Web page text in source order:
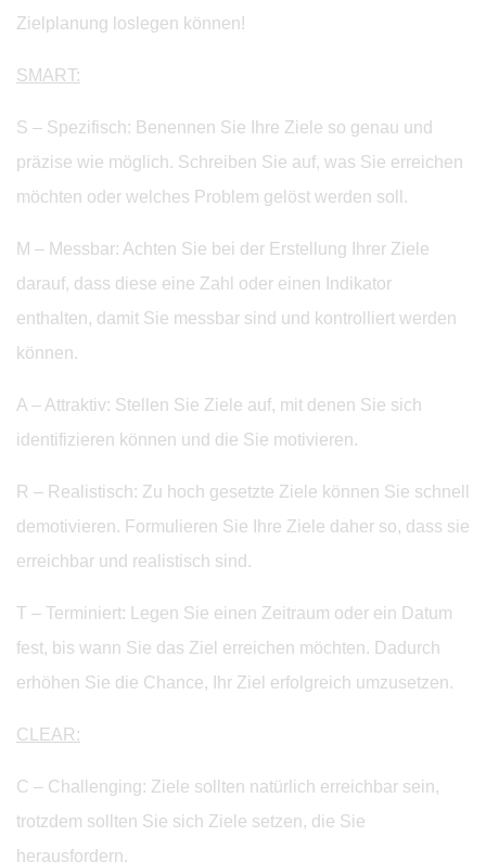
Zielplanung loslegen können!
SMART:
S – Spezifisch: Benennen Sie Ihre Ziele so genau und
präzise wie möglich. Schreiben Sie auf, was Sie erreichen
möchten oder welches Problem gelöst werden soll.
M – Messbar: Achten Sie bei der Erstellung Ihrer Ziele
darauf, dass diese eine Zahl oder einen Indikator
enthalten, damit Sie messbar sind und kontrolliert werden
können.
A – Attraktiv: Stellen Sie Ziele auf, mit denen Sie sich
identifizieren können und die Sie motivieren.
R – Realistisch: Zu hoch gesetzte Ziele können Sie schnell
demotivieren. Formulieren Sie Ihre Ziele daher so, dass sie
erreichbar und realistisch sind.
T – Terminiert: Legen Sie einen Zeitraum oder ein Datum
fest, bis wann Sie das Ziel erreichen möchten. Dadurch
erhöhen Sie die Chance, Ihr Ziel erfolgreich umzusetzen.
CLEAR:
C – Challenging: Ziele sollten natürlich erreichbar sein,
trotzdem sollten Sie sich Ziele setzen, die Sie
herausfordern.